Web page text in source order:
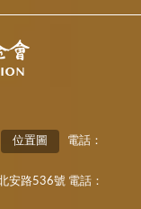
位置圖
電話：
安路536號 電話：